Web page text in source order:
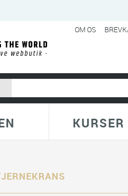
OM OS
KURSER